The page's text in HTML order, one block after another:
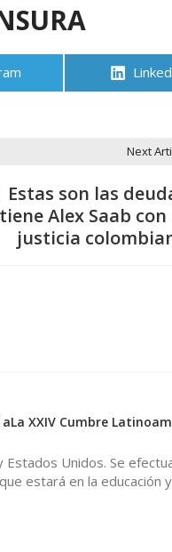
Next
Estas son las
Alex Saab con
justicia
XXIV Cumbre
Unidos. Se
estará en la educación